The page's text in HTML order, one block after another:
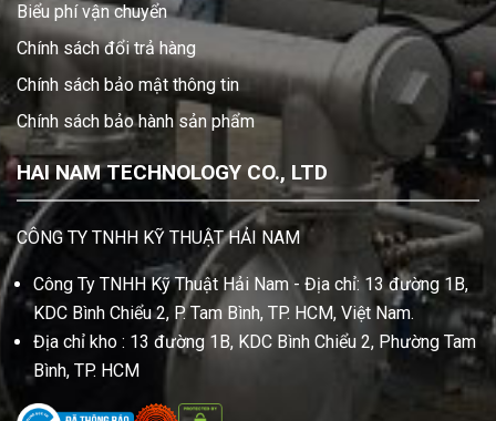
Biểu phí vận chuyển
Chính sách đổi trả hàng
Chính sách bảo mật thông tin
Chính sách bảo hành sản phẩm
HAI NAM TECHNOLOGY CO., LTD
CÔNG TY TNHH KỸ THUẬT HẢI NAM
Công Ty TNHH Kỹ Thuật Hải Nam - Địa chỉ: 13 đường 1B,
KDC Bình Chiểu 2, P. Tam Bình, TP. HCM, Việt Nam.
Địa chỉ kho : 13 đường 1B, KDC Bình Chiểu 2, Phường Tam
Bình, TP. HCM